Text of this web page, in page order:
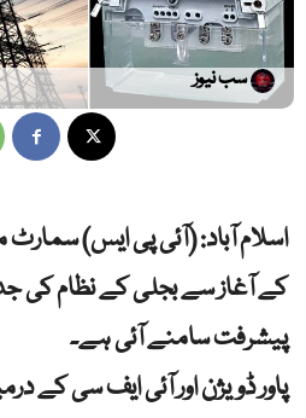
سب نیوز
اسلام آباد: (آئی پی ایس)
کے آغاز سے بجلی کے نظام کی
پیشرفت سامنے آئی ہے۔
پاور ڈویژن اور آئی ایف سی کے